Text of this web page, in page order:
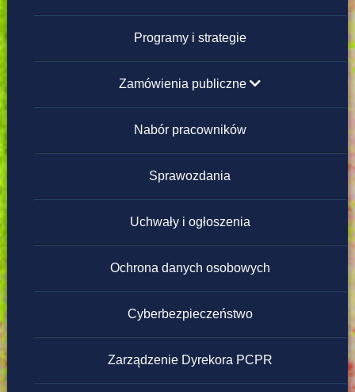
Programy i strategie
Zamówienia publiczne
poniżej 130 000 zł
powyżej 130 000 zł
130 000 zł
Nabór pracowników
Sprawozdania
Uchwały i ogłoszenia
Ochrona danych osobowych
Cyberbezpieczeństwo
Zarządzenie Dyrekora PCPR